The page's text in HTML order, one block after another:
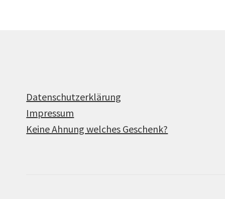
Datenschutzerklärung
Impressum
Keine Ahnung welches Geschenk?